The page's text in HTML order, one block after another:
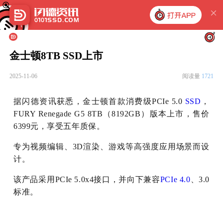
金士顿8TB SSD上市
2025-11-06 阅读量 1721
据闪德资讯获悉，金士顿首款消费级PCIe 5.0 SSD ，
FURY Renegade G5 8TB（8192GB）版本上市，售价
6399元，享受五年质保。
专为视频编辑、3D渲染、游戏等高强度应用场景而设
计。
该产品采用PCIe 5.0x4接口，并向下兼容PCIe 4.0 、3.0
标准。